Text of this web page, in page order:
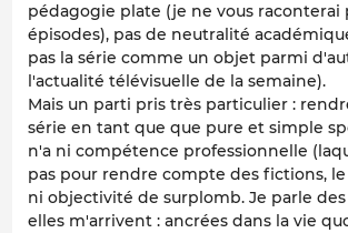
pédagogie plate (je ne vous raconterai
épisodes), pas de neutralité
pas la série comme un objet parmi
l'actualité télévisuelle de la semaine).
Mais un parti pris très particulier :
série en tant que que pure et simple
n'a ni compétence professionnelle
pas pour rendre compte des fictions, le
ni objectivité de surplomb. Je parle
elles m'arrivent : ancrées dans la vie